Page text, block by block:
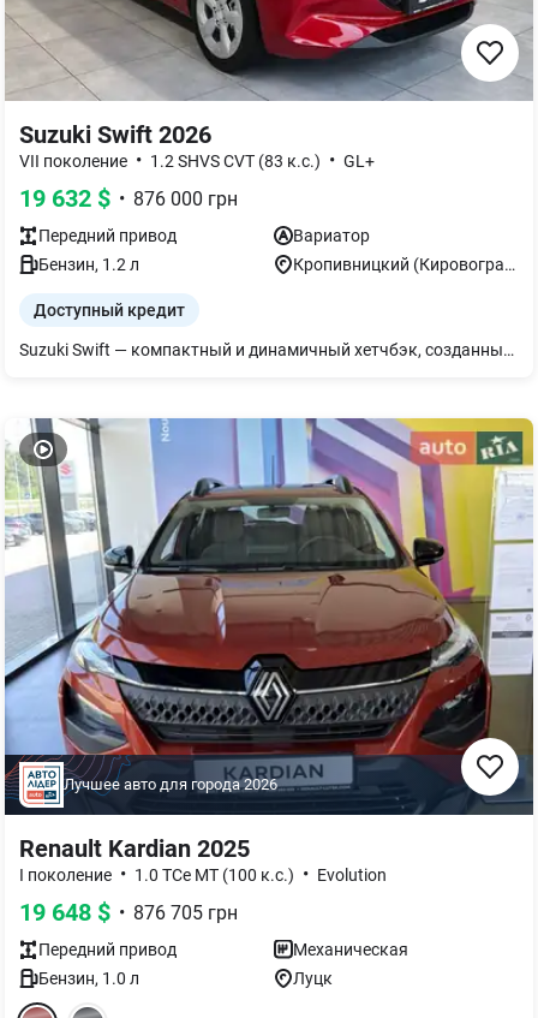
Suzuki Swift 2026
VII поколение • 1.2 SHVS CVT (83 к.с.) • GL+
19 632 $ • 876 000 грн
Передний привод
Вариатор
Бензин, 1.2 л Кропивницкий (Кировоград)
Доступный кредит
Suzuki Swift — компактный и динамичный хетчбэк, созданный для ежедневного комфорта и активного ритма города Он отличается современным дизайном, хорошей маневренностью и экономичным расходом топлива. Удобный салон, продуманная эргономика и надежность бренда Suzuki делают Swift практичным выбором как для городских поездок, так и для путешествий. Сбалансированное сочетание стиля, комфорта и функциональности для ежедневного использования.
Лучшее авто для города 2026
Renault Kardian 2025
I поколение • 1.0 TCe MT (100 к.с.) • Evolution
19 648 $ • 876 705 грн
Передний привод
Механическая
Бензин, 1.0 л Луцк